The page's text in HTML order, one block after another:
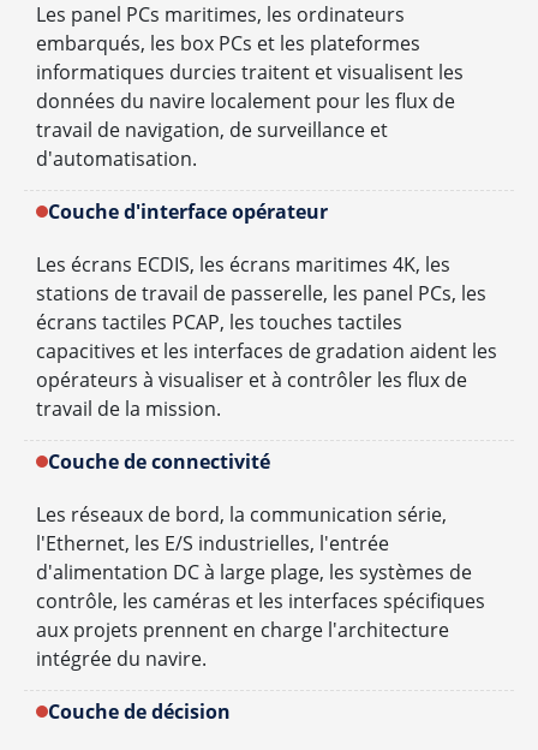
Les panel PCs maritimes, les ordinateurs
embarqués, les box PCs et les plateformes
informatiques durcies traitent et visualisent les
données du navire localement pour les flux de
travail de navigation, de surveillance et
d'automatisation.
Couche d'interface opérateur
Les écrans ECDIS, les écrans maritimes 4K, les
stations de travail de passerelle, les panel PCs, les
écrans tactiles PCAP, les touches tactiles
capacitives et les interfaces de gradation aident les
opérateurs à visualiser et à contrôler les flux de
travail de la mission.
Couche de connectivité
Les réseaux de bord, la communication série,
l'Ethernet, les E/S industrielles, l'entrée
d'alimentation DC à large plage, les systèmes de
contrôle, les caméras et les interfaces spécifiques
aux projets prennent en charge l'architecture
intégrée du navire.
Couche de décision